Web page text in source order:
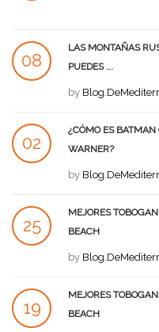
08
LAS MONTAÑAS
PUEDES ...
by
02
¿CÓMO ES BATMAN
WARNER?
by
25
MEJORES
BEACH
by
19
MEJORES
BEACH